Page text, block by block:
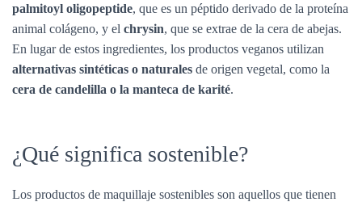
palmitoyl oligopeptide, que es un péptido derivado de la proteína
animal colágeno, y el chrysin, que se extrae de la cera de abejas.
En lugar de estos ingredientes, los productos veganos utilizan
alternativas sintéticas o naturales de origen vegetal, como la
cera de candelilla o la manteca de karité.
¿Qué significa sostenible?
Los productos de maquillaje sostenibles son aquellos que tienen